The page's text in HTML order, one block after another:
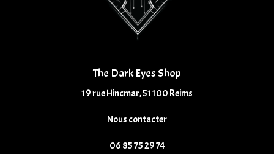
The Dark Eyes Shop
19 rue Hincmar, 51100 Reims
Nous contacter
06 85 75 29 74